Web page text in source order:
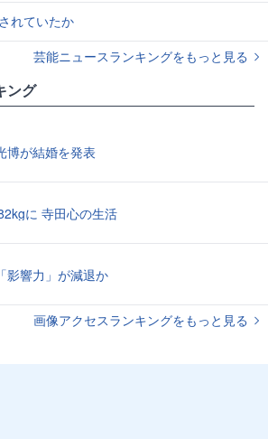
れていたか
芸能ニュースランキングをもっと見る
ング
博が結婚を発表
に 寺田心の生活
影響力」が減退か
画像アクセスランキングをもっと見る